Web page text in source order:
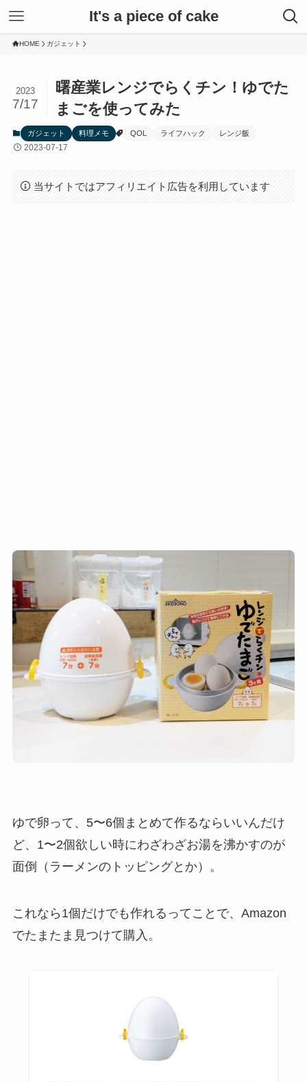
It's a piece of cake
HOME ガジェット
曙産業レンジでらくチン！ゆでた
まごを使ってみた
2023
7/17
ガジェット 料理メモ QOL ライフハック レンジ飯
2023-07-17
当サイトではアフィリエイト広告を利用しています
ゆで卵って、5〜6個まとめて作るならいいんだけ
ど、1〜2個欲しい時にわざわざお湯を沸かすのが
面倒（ラーメンのトッピングとか）。
これなら1個だけでも作れるってことで、Amazon
でたまたま見つけて購入。